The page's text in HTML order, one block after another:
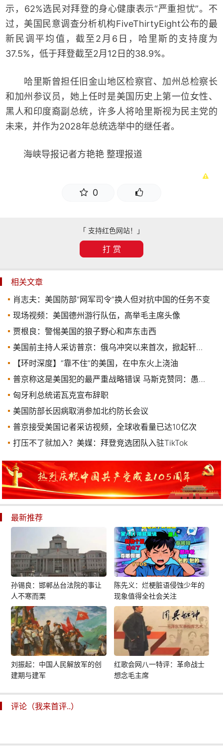
示，62%选民对拜登的身心健康表示“严重担忧”。不
过，美国民意调查分析机构FiveThirtyEight公布的最
新民调平均值，截至2月6日，哈里斯的支持度为
37.5%，低于拜登截至2月12日的38.9%。
哈里斯曾担任旧金山地区检察官、加州总检察长
和加州参议员，她上任时是美国历史上第一位女性、
黑人和印度裔副总统，许多人将哈里斯视为民主党的
未来，并作为2028年总统选举中的继任者。
海峡导报记者方艳艳 整理报道
0
「 支持红色网站！」
打 赏
相关文章
肖志夫：美国防部“网军司令”换人但对抗中国的任务不变
现场视频：美国德州游行队伍，高举毛主席头像
贾根良：警惕美国的狼子野心和声东击西
美国前主持人采访普京：俄乌冲突以来首次，掀起轩然大波
【环时深度】“靠不住”的美国，在中东火上浇油
普京称这是美国犯的最严重战略错误 马斯克赞同：愚蠢之举
匈牙利总统诺瓦克宣布辞职
美国防部长因病取消参加北约防长会议
普京接受美国记者采访视频，全球收看量已达10亿次
打压不了就加入？美媒：拜登竞选团队入驻TikTok
最新推荐
孙锡良：邯郸丛台法院的事让
人不寒而栗
陈先义：烂梗脏语侵蚀少年的
现象值得全社会关注
刘振起：中国人民解放军的创
建期与建军
红歌会网八一特评：革命战士
想念毛主席
评论（我来首评..）